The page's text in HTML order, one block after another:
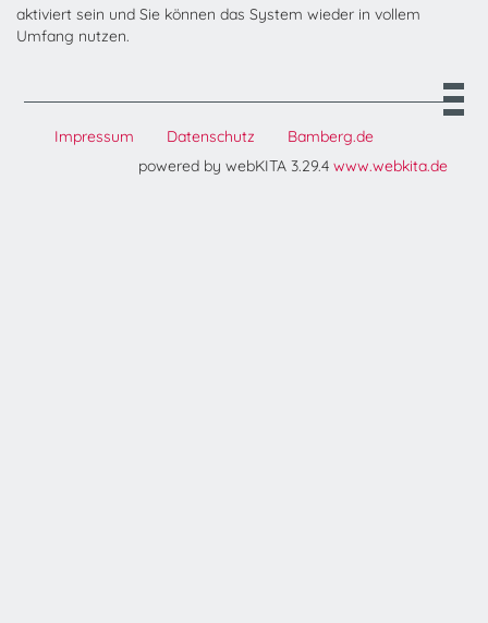
aktiviert sein und Sie können das System wieder in vollem
Umfang nutzen.
Impressum Datenschutz
Bamberg.de
powered by webKITA 3.29.4 www.webkita.de